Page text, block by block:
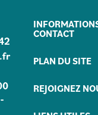
CONTACT
PLAN DU SITE
REJOIGNEZ